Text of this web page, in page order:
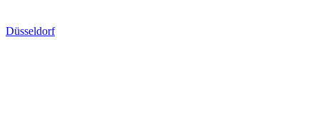
Düsseldorf